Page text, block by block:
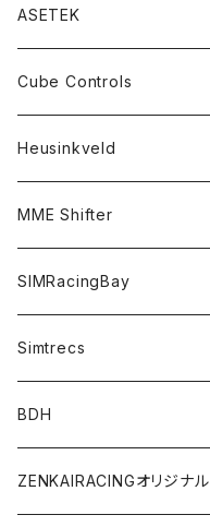
ペダル
アドオンパーツ
アクセサリー
コックピット
ペダル
アクセサリー
シフター
ハンドブレーキ
ペダル
シフター
ハンドブレーキ
アクセサリー
バンドルセット
ステアリングモーター
ペダル
アクセサリー
ステアリング
ASETEK
バンドルセット
ステアリングモーター
ペダル
ステアリング
Cube Controls
ステアリング
アクセサリー
ペダル
Heusinkveld
ステアリング
ペダル
シフター
ハンドブレーキ
アクセサリー
MME Shifter
シフター
SIMRacingBay
Simtrecs
ペダル
BDH
シフター
ZENKAIRACINGオリジナル